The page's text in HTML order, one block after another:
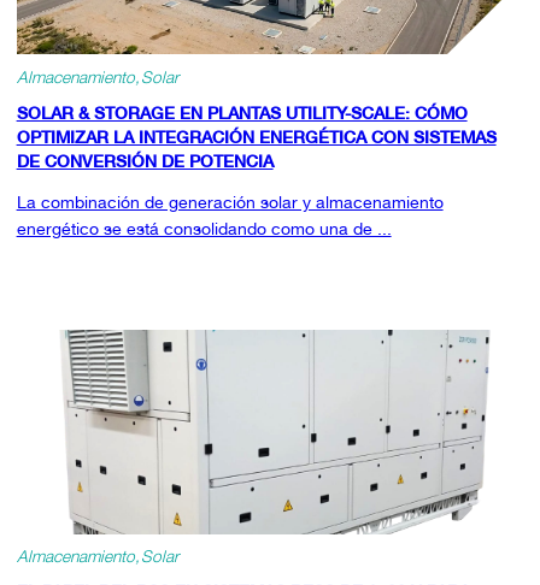
Almacenamiento Solar
SOLAR & STORAGE EN PLANTAS UTILITY-SCALE: CÓMO
OPTIMIZAR LA INTEGRACIÓN ENERGÉTICA CON SISTEMAS
DE CONVERSIÓN DE POTENCIA
La combinación de generación solar y almacenamiento
energético se está consolidando como una de ...
Almacenamiento Solar